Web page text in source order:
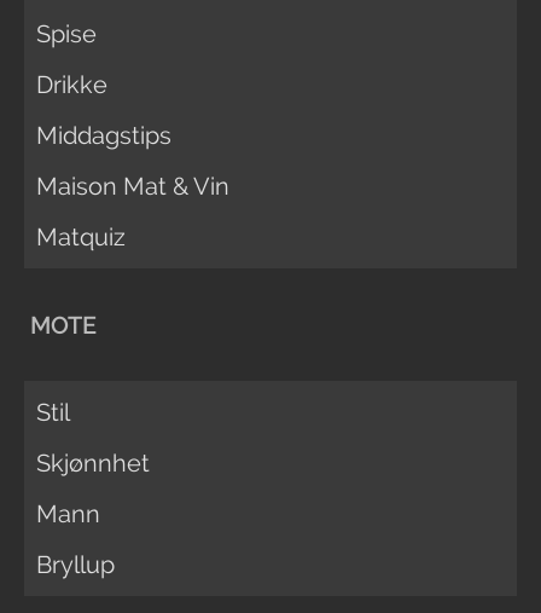
Spise
Drikke
Middagstips
Maison Mat & Vin
Matquiz
MOTE
Stil
Skjønnhet
Mann
Bryllup